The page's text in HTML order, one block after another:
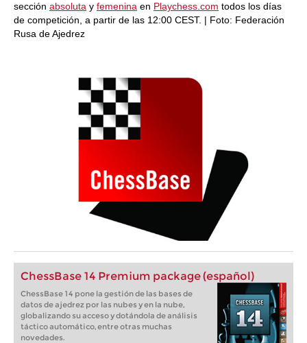
sección absoluta y femenina en Playchess.com todos los días
de competición, a partir de las 12:00 CEST. | Foto: Federación
Rusa de Ajedrez
ChessBase 14 Premium package (español)
ChessBase 14 pone la gestión de las bases de
datos de ajedrez por las nubes y en la nube,
globalizando su acceso y dotándola de análisis
táctico automático, entre otras muchas
novedades.